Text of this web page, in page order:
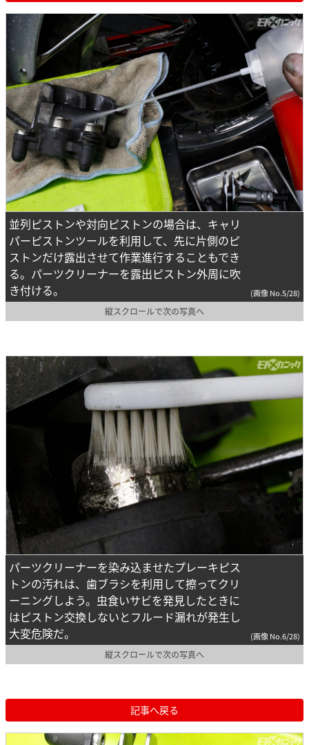
並列ピストンや対向ピストンの場合は、キャリ
パーピストンツールを利用して、先に片側のピ
ストンだけ露出させて作業進行することもでき
る。パーツクリーナーを露出ピストン外周に吹
き付ける。
(画像 No.5/28)
縦スクロールで次の写真へ
パーツクリーナーを染み込ませたプレーキピス
トンの汚れは、歯ブラシを利用して擦ってクリ
ーニングしよう。虫食いサビを発見したときに
はピストン交換しないとフルード漏れが発生し
大変危険だ。
(画像 No.6/28)
縦スクロールで次の写真へ
記事へ戻る